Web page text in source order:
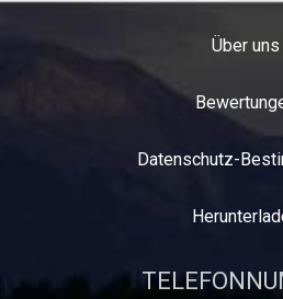
Über uns
Datenschutz-